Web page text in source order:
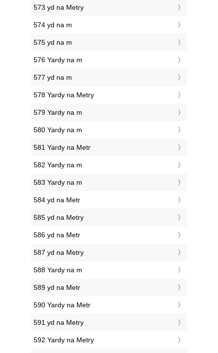
573 yd na Metry
574 yd na m
575 yd na m
576 Yardy na m
577 yd na m
578 Yardy na Metry
579 Yardy na m
580 Yardy na m
581 Yardy na Metr
582 Yardy na m
583 Yardy na m
584 yd na Metr
585 yd na Metry
586 yd na Metr
587 yd na Metry
588 Yardy na m
589 yd na Metr
590 Yardy na Metr
591 yd na Metry
592 Yardy na Metry